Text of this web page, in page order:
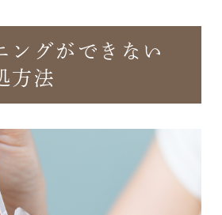
ングができない
方法